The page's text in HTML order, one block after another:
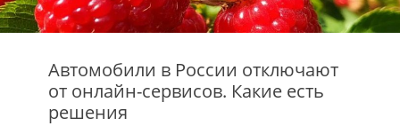
Автомобили в России отключают
от онлайн-сервисов. Какие есть
решения